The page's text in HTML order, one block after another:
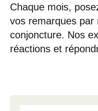
Chaque mois,
vos remarques par
conjoncture. Nos
réactions et